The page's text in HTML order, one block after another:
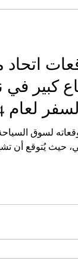
حيث يُتوقع أن